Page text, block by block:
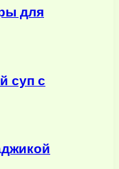
для
суп с